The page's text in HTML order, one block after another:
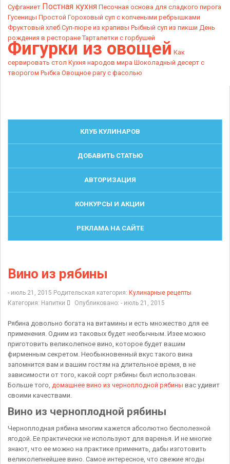
Суфганиет Постная кухня Песочная основа для сладкого пирога
Гусеницы Простой Гороховый суп с копчеными ребрышками
Фруктовый хлеб Суп-пюре из крапивы Рыбный суп из пикши День
рождения в ресторане Тарталетки с горбушей
Фигурки из овощей Как
сервировать стол Кухня народов мира Шоколадный десерт с
творогом Рыбка Овощное рагу с фасолью
КЛУБ КУЛИНАРОВ
ДОБАВИТЬ СТАТЬЮ
АВТОРИЗАЦИЯ
КОНКУРСЫ И АКЦИИ
РЕКЛАМА НА САЙТЕ
Вино из рябины
- июль 21, 2015 Родительская категория: Кулинарные рецепты
Категория: Напитки Опубликовано: - июль 21, 2015
Рябина довольно богата на витамины и есть множество для ее
применения. Одним из таковых будет необычным. Изее можно
приготовить великолепное вино, которое будет вашим
фирменным секретом. Необыкновенный вкус такого вина
запомнится вам и вашим гостям на длительное время, в не
зависимости от того, какой сорт рябины был использован.
Больше того, домашнее вино из черноплодной рябины вас удивит
своими качествами.
Вино из черноплодной рябины
Черноплодная рябина многим кажется абсолютно бесполезной
ягодой. Ее практически не используют для варенья. И не многие
знают, что ее можно на практике применить, дабы изготовить
великолепнейшее вино. Самое интересное, что свежие ягоды